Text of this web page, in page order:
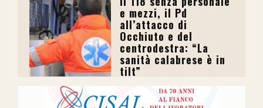
e mezzi, il Pd
all’attacco di
Occhiuto e del
centrodestra: “La
sanità calabrese è in
tilt”